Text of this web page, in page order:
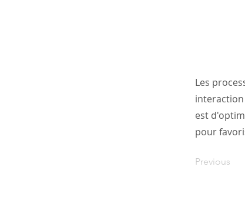
Les
est
pour
Previous